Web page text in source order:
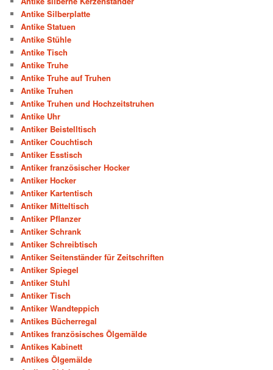
Antike Silberplatte
Antike Statuen
Antike Stühle
Antike Tisch
Antike Truhe
Antike Truhe auf Truhen
Antike Truhen
Antike Truhen und Hochzeitstruhen
Antike Uhr
Antiker Beistelltisch
Antiker Couchtisch
Antiker Esstisch
Antiker französischer Hocker
Antiker Hocker
Antiker Kartentisch
Antiker Mitteltisch
Antiker Pflanzer
Antiker Schrank
Antiker Schreibtisch
Antiker Seitenständer für Zeitschriften
Antiker Spiegel
Antiker Stuhl
Antiker Tisch
Antiker Wandteppich
Antikes Bücherregal
Antikes französisches Ölgemälde
Antikes Kabinett
Antikes Ölgemälde